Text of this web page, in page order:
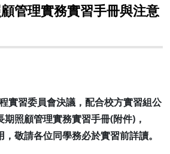
管理實務實習手冊與注意
實習委員會決議，配合校方實習組公
照顧管理實務實習手冊(附件)，
敬請各位同學務必於實習前詳讀。